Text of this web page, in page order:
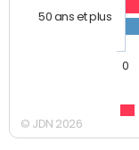
50 ans et plus
0
© JDN 2026